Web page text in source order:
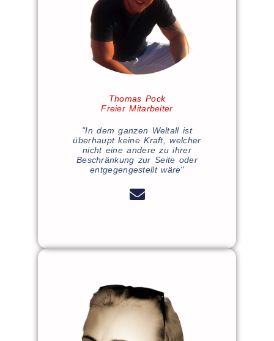
Thomas Pock
Freier Mitarbeiter
"In dem ganzen Weltall ist
überhaupt keine Kraft, welcher
nicht eine andere zu ihrer
Beschränkung zur Seite oder
entgegengestellt wäre"